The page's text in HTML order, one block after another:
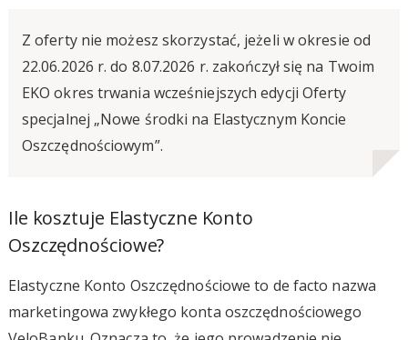
Z oferty nie możesz skorzystać, jeżeli w okresie od
22.06.2026 r. do 8.07.2026 r. zakończył się na Twoim
EKO okres trwania wcześniejszych edycji Oferty
specjalnej „Nowe środki na Elastycznym Koncie
Oszczędnościowym”.
Ile kosztuje Elastyczne Konto
Oszczędnościowe?
Elastyczne Konto Oszczędnościowe to de facto nazwa
marketingowa zwykłego konta oszczędnościowego